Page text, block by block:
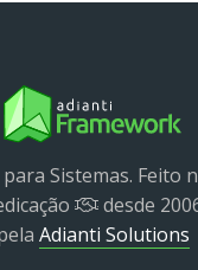
Sistemas. Feito
desde
Adianti Solutions